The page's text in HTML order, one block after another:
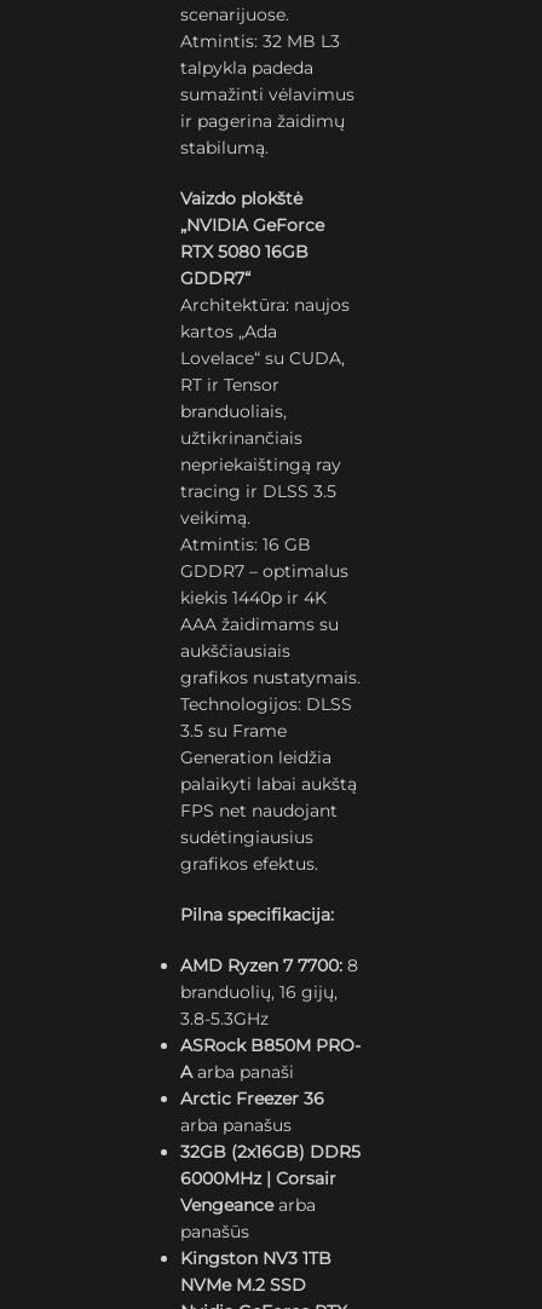
scenarijuose.
Atmintis: 32 MB L3
talpykla padeda
sumažinti vėlavimus
ir pagerina žaidimų
stabilumą.
Vaizdo plokštė
„NVIDIA GeForce
RTX 5080 16GB
GDDR7“
Architektūra: naujos
kartos „Ada
Lovelace“ su CUDA,
RT ir Tensor
branduoliais,
užtikrinančiais
nepriekaištingą ray
tracing ir DLSS 3.5
veikimą.
Atmintis: 16 GB
GDDR7 – optimalus
kiekis 1440p ir 4K
AAA žaidimams su
aukščiausiais
grafikos nustatymais.
Technologijos: DLSS
3.5 su Frame
Generation leidžia
palaikyti labai aukštą
FPS net naudojant
sudėtingiausius
grafikos efektus.
Pilna specifikacija:
AMD Ryzen 7 7700:8
branduolių, 16 gijų,
3.8-5.3GHz
ASRock B850M PRO-
Aarba panaši
Arctic Freezer 36
arba panašus
32GB (2x16GB) DDR5
6000MHz | Corsair
Vengeancearba
panašūs
Kingston NV3 1TB
NVMe M.2 SSD